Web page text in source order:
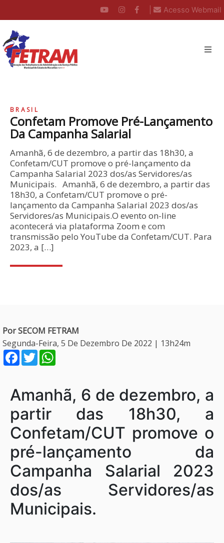
Acesso Webmail
BRASIL
Confetam Promove Pré-Lançamento
Da Campanha Salarial
Amanhã, 6 de dezembro, a partir das 18h30, a
Confetam/CUT promove o pré-lançamento da
Campanha Salarial 2023 dos/as Servidores/as
Municipais. Amanhã, 6 de dezembro, a partir das
18h30, a Confetam/CUT promove o pré-
lançamento da Campanha Salarial 2023 dos/as
Servidores/as Municipais.O evento on-line
acontecerá via plataforma Zoom e com
transmissão pelo YouTube da Confetam/CUT. Para
2023, a […]
Por SECOM FETRAM
Segunda-Feira, 5 De Dezembro De 2022 | 13h24m
Facebook
Twitter
Amanhã, 6 de dezembro, a
partir das 18h30, a
Confetam/CUT promove o
pré-lançamento da
Campanha Salarial 2023
dos/as Servidores/as
Municipais.